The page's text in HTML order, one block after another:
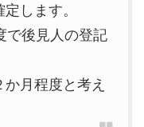
します。
で後見人の登記
月程度と考え